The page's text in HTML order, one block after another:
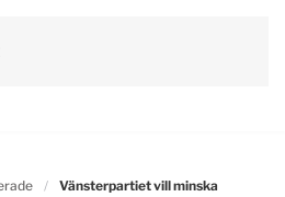
Vänsterpartiet vill minska